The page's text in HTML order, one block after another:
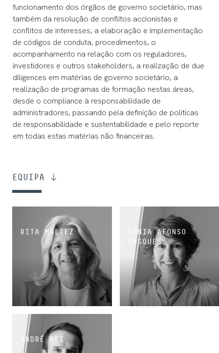
funcionamento dos órgãos de governo societário, mas
também da resolução de conflitos accionistas e
conflitos de interesses, a elaboração e implementação
de códigos de conduta, procedimentos, o
acompanhamento na relação com os reguladores,
investidores e outros stakeholders, a realização de due
diligences em matérias de governo societário, a
realização de programas de formação nestas áreas,
desde o compliance à responsabilidade de
administradores, passando pela definição de politicas
de responsabilidade e sustentabilidade e pelo reporte
em todas estas matérias não financeiras.
EQUIPA
RITA MALTEZ
SÓCIA
SÓNIA AFONSO
VASQUES
SÓCIA
ANDRÉ REI